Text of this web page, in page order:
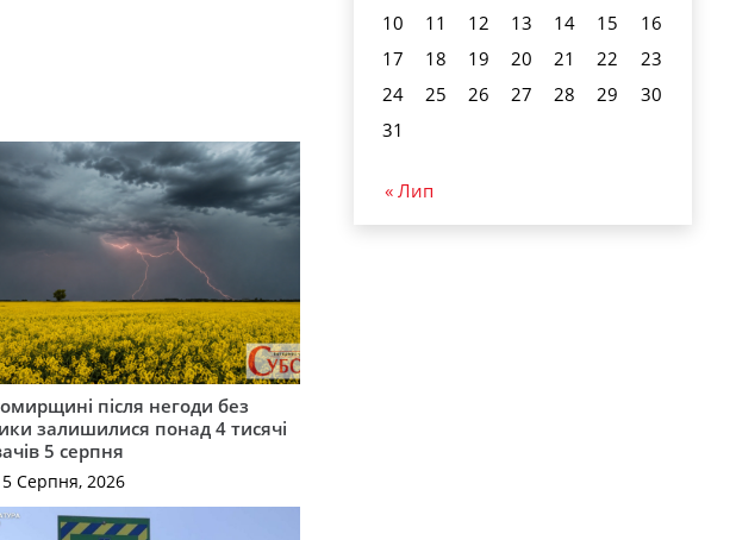
після негоди без
залишилися понад 4 тисячі
5 серпня
Серпня, 2026
10
11 12 13 14 15
16
17
18 19 20 21 22
23
24
25 26 27 28 29
30
31
« Лип